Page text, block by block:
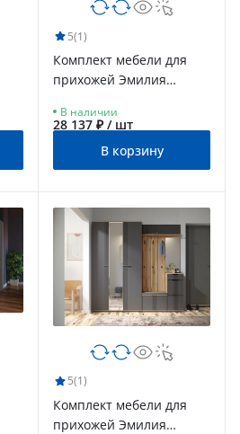
5(1)
Комплект мебели для
прихожей Эмилия
структурный/меренга
В наличии
28 137 ₽ / шт
В корзину
5(1)
Комплект мебели для
прихожей Эмилия